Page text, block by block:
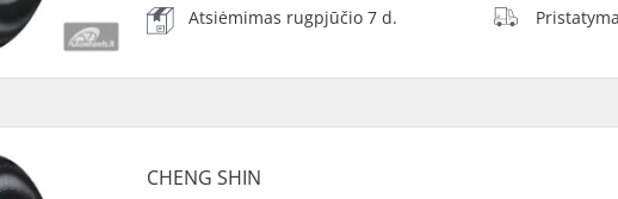
Atsiėmimas rugpjūčio 7 d.
CHENG SHIN